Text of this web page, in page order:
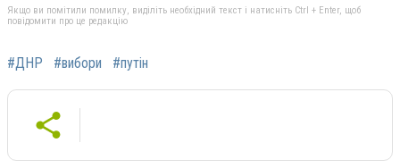
Якщо ви помітили помилку, виділіть необхідний текст і натисніть Ctrl + Enter, щоб
повідомити про це редакцію
#ДНР #вибори #путін